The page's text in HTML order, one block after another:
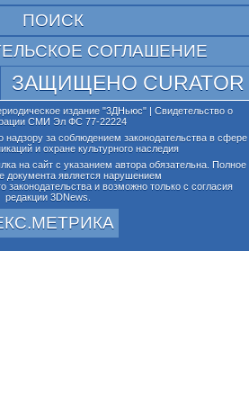
ПОИСК
СОГЛАШЕНИЕ
ЗАЩИЩЕНО CURATOR
издание "3ДНьюс" | Свидетельство о
СМИ Эл ФС 77-22224
за соблюдением законодательства в сфере
и охране культурного наследия
на сайт с указанием автора обязательна. Полное
документа является нарушением
законодательства и возможно только с согласия
редакции 3DNews.